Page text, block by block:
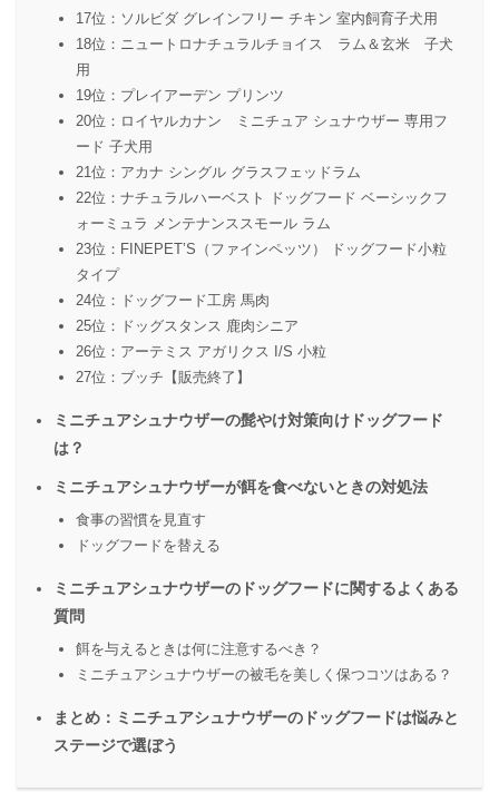
17位：ソルビダ グレインフリー チキン 室内飼育子犬用
18位：ニュートロナチュラルチョイス ラム＆玄米 子犬
用
19位：プレイアーデン プリンツ
20位：ロイヤルカナン ミニチュア シュナウザー 専用フ
ード 子犬用
21位：アカナ シングル グラスフェッドラム
22位：ナチュラルハーベスト ドッグフード ベーシックフ
ォーミュラ メンテナンススモール ラム
23位：FINEPET’S（ファインペッツ） ドッグフード小粒
タイプ
24位：ドッグフード工房 馬肉
25位：ドッグスタンス 鹿肉シニア
26位：アーテミス アガリクス I/S 小粒
27位：ブッチ【販売終了】
ミニチュアシュナウザーの髭やけ対策向けドッグフード
は？
ミニチュアシュナウザーが餌を食べないときの対処法
食事の習慣を見直す
ドッグフードを替える
ミニチュアシュナウザーのドッグフードに関するよくある
質問
餌を与えるときは何に注意するべき？
ミニチュアシュナウザーの被毛を美しく保つコツはある？
まとめ：ミニチュアシュナウザーのドッグフードは悩みと
ステージで選ぼう